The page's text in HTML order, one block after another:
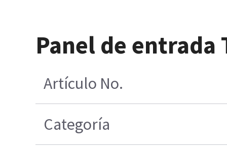
Panel de entrada
Artículo No.
Categoría